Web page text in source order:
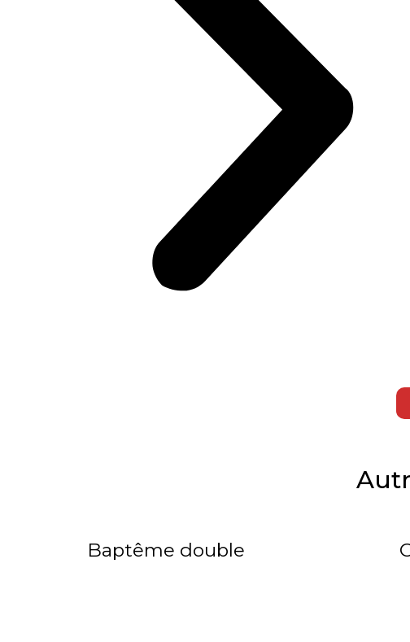
Baptême double